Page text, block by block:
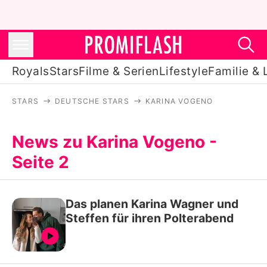
RoyalsStarsFilme & SerienLifestyleFamilie &
Stars
Familie & Liebe
STARS DEUTSCHE STARS KARINA VOGENO
News zu Karina Vogeno -
Seite 2
Das planen Karina Wagner und
Steffen für ihren Polterabend